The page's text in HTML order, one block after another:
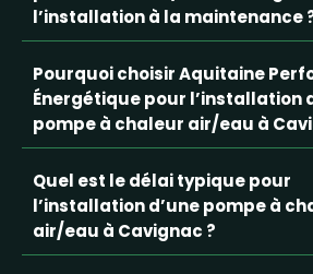
l’installation à la maintenance
Pourquoi choisir Aquitaine
Énergétique pour l’installation
pompe à chaleur air/eau à
Quel est le délai typique pour
l’installation d’une pompe à
air/eau à Cavignac ?